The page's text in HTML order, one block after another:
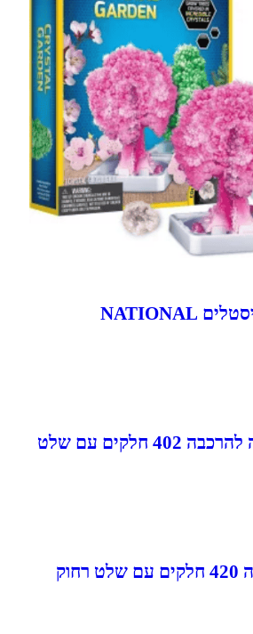
ערכת גידול גינת קריסטלים NATIONAL
מכונית מירוץ שחורה להרכבה 402 חלקים עם שלט
לבנה להרכבה 420 חלקים עם שלט רחוק